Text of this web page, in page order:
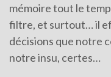
mémoire tout le
filtre, et surtout… il
décisions que notre
notre insu, certes…